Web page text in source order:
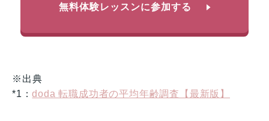
無料体験レッスンに参加する
※出典
*1：doda 転職成功者の平均年齢調査【最新版】